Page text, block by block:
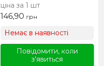
ціна за 1 шт
146,90 грн
Немає в наявності
Повідомити, коли
з'явиться